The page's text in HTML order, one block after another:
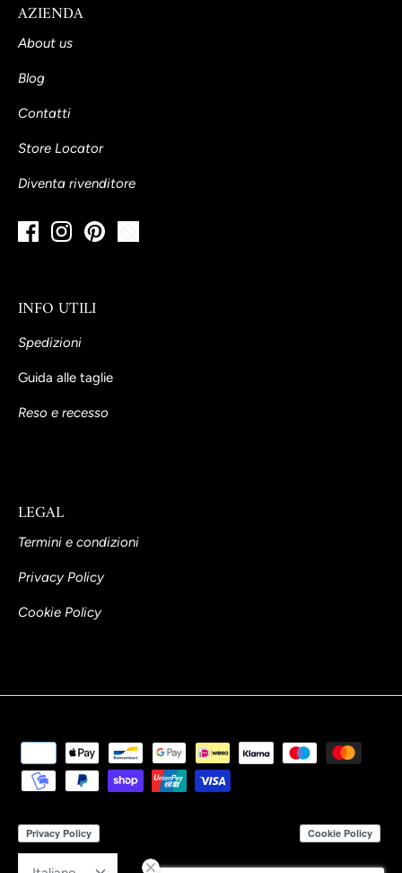
AZIENDA
About us
Blog
Contatti
Store Locator
Diventa rivenditore
INFO UTILI
Spedizioni
Guida alle taglie
Reso e recesso
LEGAL
Termini e condizioni
Privacy Policy
Cookie Policy